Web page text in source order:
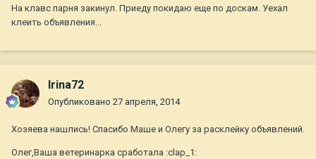
На клавс парня закинул. Приеду покидаю еще по доскам. Уехал
клеить объявления...
Irina72
Опубликовано 27 апреля, 2014
Хозяева нашлись! Спасибо Маше и Олегу за расклейку объявлений.
Олег,Ваша ветеринарка сработала :clap_1: